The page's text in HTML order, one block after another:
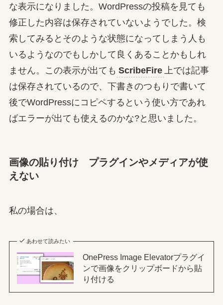
な表示になりました。WordPressの投稿を見ても
修正した内容は保存されていないようでした。検
索してみるとそのような状態になってしまう人も
いるようなのでもしかして良くあることかもしれ
ません。この表示が出ても ScribeFire 上では記事
は保存されているので、下書きのつもりで書いて
後でWordPressにコピペするという使い方であれ
ばエラーが出ても使えるのかな?と思いました。
画像の貼り付け プラグインやメディアが使
えない
私の場合は、
あわせて読みたい
OnePress Image Elevatorプラグイ
ンで画像をクリップボードから貼
り付ける